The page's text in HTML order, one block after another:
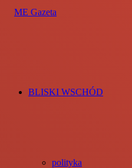
BLISKI WSCHÓD
polityka